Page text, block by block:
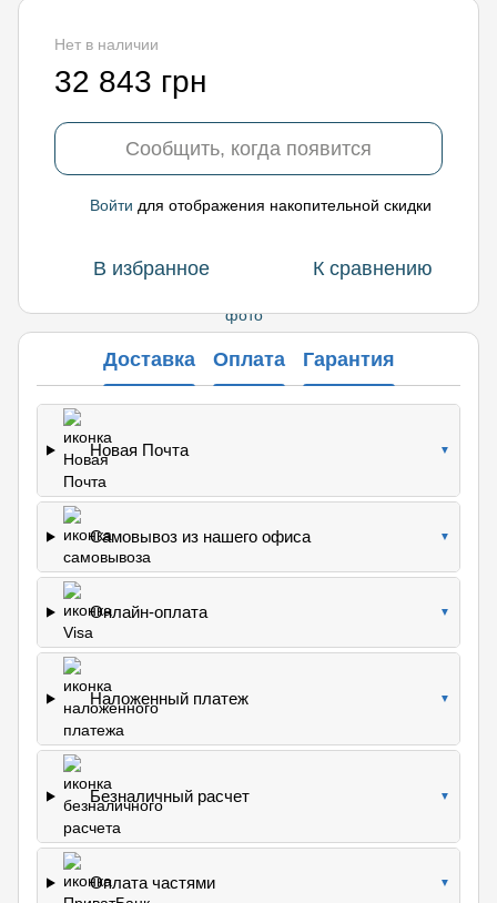
Нет в наличии
32 843 грн
Сообщить, когда появится
Войти для отображения накопительной скидки
В избранное К сравнению
Доставка Оплата Гарантия
Новая Почта ▼
Самовывоз из нашего офиса ▼
Онлайн-оплата ▼
Наложенный платеж ▼
Безналичный расчет ▼
Оплата частями ▼